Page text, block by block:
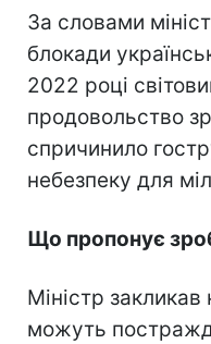
За словами
блокади
2022 році
продовольство
спричинило
небезпеку для
Що пропонує
Міністр закликав
можуть